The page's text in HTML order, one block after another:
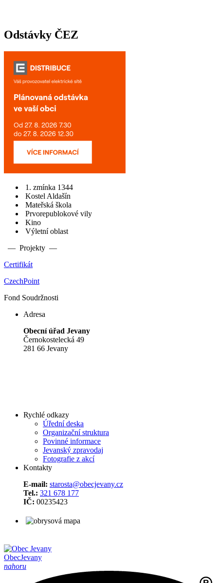
Odstávky ČEZ
1. zmínka 1344
Kostel Aldašín
Mateřská škola
Prvorepublokové vily
Kino
Výletní oblast
— Projekty —
Certifikát
CzechPoint
Fond Soudržnosti
Adresa
Obecní úřad Jevany
Černokostelecká 49
281 66 Jevany
Rychlé odkazy
Úřední deska
Organizační struktura
Povinné informace
Jevanský zpravodaj
Fotografie z akcí
Kontakty
E-mail: starosta@obecjevany.cz
Tel.: 321 678 177
IČ: 00235423
ObecJevany
nahoru